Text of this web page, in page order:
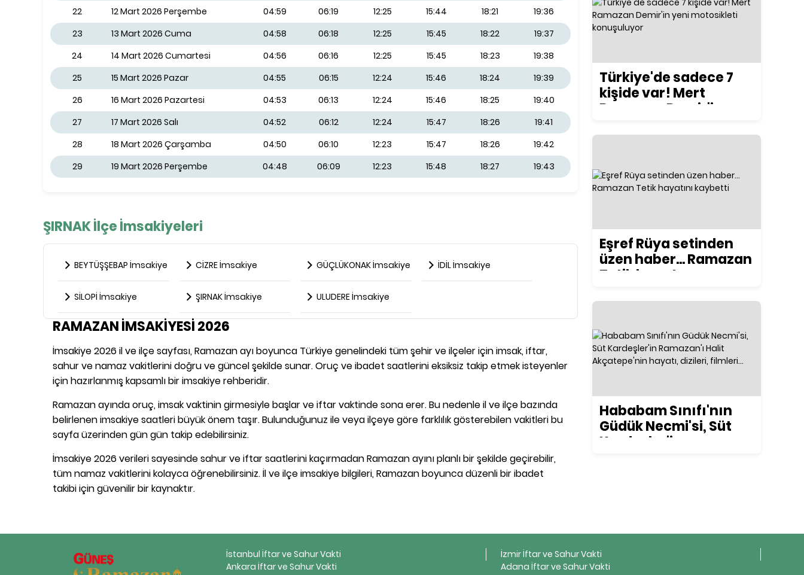
22
12 Mart 2026 Perşembe 04:59 06:19 12:25 15:44 18:21
19:36
23
13 Mart 2026 Cuma 04:58 06:18 12:25 15:45 18:22
19:37
24
14 Mart 2026 Cumartesi 04:56 06:16 12:25 15:45 18:23
19:38
25
15 Mart 2026 Pazar 04:55 06:15 12:24 15:46 18:24
19:39
26
16 Mart 2026 Pazartesi 04:53 06:13 12:24 15:46 18:25
19:40
27
17 Mart 2026 Salı 04:52 06:12 12:24 15:47 18:26
19:41
28
18 Mart 2026 Çarşamba 04:50 06:10 12:23 15:47 18:26
19:42
29
19 Mart 2026 Perşembe 04:48 06:09 12:23 15:48 18:27 19:43
ŞIRNAK İlçe İmsakiyeleri
BEYTÜŞŞEBAP İmsakiye CİZRE İmsakiye GÜÇLÜKONAK İmsakiye İDİL İmsakiye
SİLOPİ İmsakiye ŞIRNAK İmsakiye ULUDERE İmsakiye
RAMAZAN İMSAKİYESİ 2026
İmsakiye 2026 il ve ilçe sayfası, Ramazan ayı boyunca Türkiye genelindeki tüm şehir ve ilçeler için imsak, iftar,
sahur ve namaz vakitlerini doğru ve güncel şekilde sunar. Oruç ve ibadet saatlerini eksiksiz takip etmek isteyenler
için hazırlanmış kapsamlı bir imsakiye rehberidir.
Ramazan ayında oruç, imsak vaktinin girmesiyle başlar ve iftar vaktinde sona erer. Bu nedenle il ve ilçe bazında
belirlenen imsakiye saatleri büyük önem taşır. Bulunduğunuz ile veya ilçeye göre farklılık gösterebilen vakitleri bu
sayfa üzerinden gün gün takip edebilirsiniz.
İmsakiye 2026 verileri sayesinde sahur ve iftar saatlerini kaçırmadan Ramazan ayını planlı bir şekilde geçirebilir,
tüm namaz vakitlerini kolayca öğrenebilirsiniz. İl ve ilçe imsakiye bilgileri, Ramazan boyunca düzenli bir ibadet
takibi için güvenilir bir kaynaktır.
Türkiye'de sadece 7
kişide var! Mert
Ramazan Demir'in
konuşuluyor
Eşref Rüya setinden
üzen haber... Ramazan
Tetik hayatını
Hababam Sınıfı'nın
Güdük Necmi'si, Süt
Kardeşler'in
İstanbul İftar ve Sahur Vakti
Ankara İftar ve Sahur Vakti
İzmir İftar ve Sahur Vakti
Adana İftar ve Sahur Vakti